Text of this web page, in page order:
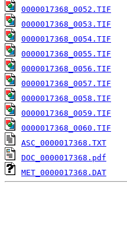
0000017368_0052.TIF
0000017368_0053.TIF
0000017368_0054.TIF
0000017368_0055.TIF
0000017368_0056.TIF
0000017368_0057.TIF
0000017368_0058.TIF
0000017368_0059.TIF
0000017368_0060.TIF
ASC_0000017368.TXT
DOC_0000017368.pdf
MET_0000017368.DAT